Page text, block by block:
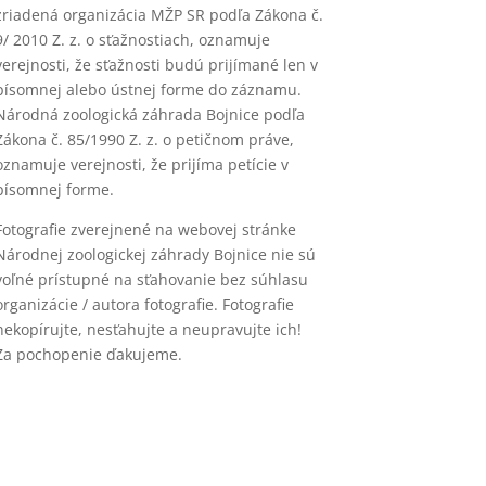
organizácia MŽP SR podľa Zákona č.
2010 Z. z. o sťažnostiach, oznamuje
že sťažnosti budú prijímané len v
alebo ústnej forme do záznamu.
zoologická záhrada Bojnice podľa
č. 85/1990 Z. z. o petičnom práve,
verejnosti, že prijíma petície v
forme.
zverejnené na webovej stránke
zoologickej záhrady Bojnice nie sú
prístupné na sťahovanie bez súhlasu
/ autora fotografie. Fotografie
nesťahujte a neupravujte ich!
pochopenie ďakujeme.